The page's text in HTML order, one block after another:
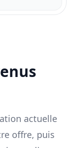
actuelle
offre, puis